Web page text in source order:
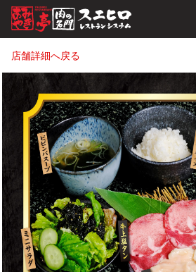
店舗詳細へ戻る